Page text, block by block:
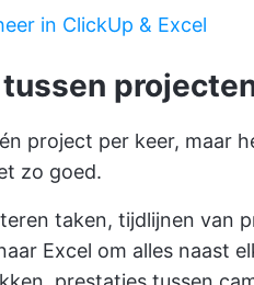
in ClickUp & Excel
project per keer, maar
zo goed.
taken, tijdlijnen van
Excel om alles naast